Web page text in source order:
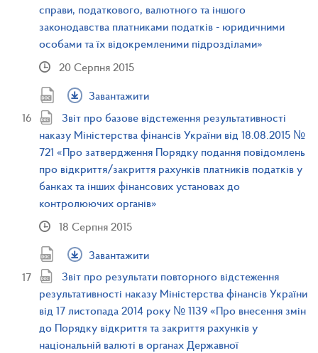
справи, податкового, валютного та іншого
законодавства платниками податків - юридичними
особами та їх відокремленими підрозділами»
20 Серпня 2015
Завантажити
Звіт про базове відстеження результативності
наказу Міністерства фінансів України від 18.08.2015 №
721 «Про затвердження Порядку подання повідомлень
про відкриття/закриття рахунків платників податків у
банках та інших фінансових установах до
контролюючих органів»
18 Серпня 2015
Завантажити
Звіт про результати повторного відстеження
результативності наказу Міністерства фінансів України
від 17 листопада 2014 року № 1139 «Про внесення змін
до Порядку відкриття та закриття рахунків у
національній валюті в органах Державної